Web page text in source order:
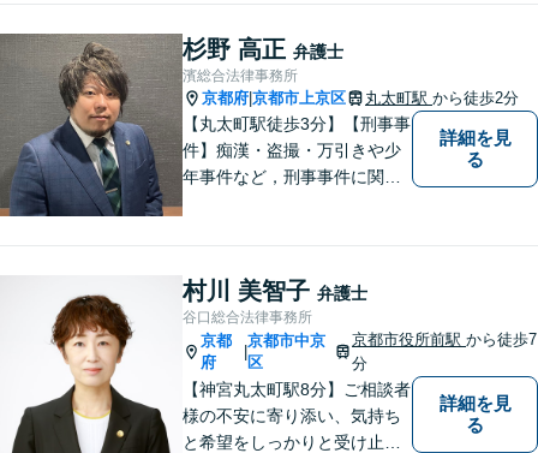
う、これまでの経験を活かし
弁護してまいります。お一人
お一人の心情に寄り添いま
す。まずはご相談ください。
【完全個室】
杉野 高正 弁護士
濱総合法律事務所
京都府 京都市上京区 丸太町駅 から徒歩2分
【丸太町駅徒歩3分】【刑事事
件】痴漢・盗撮・万引きや少
年事件など，刑事事件に関す
ります。家族が逮捕されてし
まった場合もご相談くださ
い。初回接見サービスも行っ
ています。
詳細を見
る
村川 美智子 弁護士
谷口総合法律事務所
京都
府
京都市中京
区
京都市役所前駅から徒歩7
分
【神宮丸太町駅8分】ご相談者
様の不安に寄り添い、気持ち
と希望をしっかりと受け止め
詳細を見
る